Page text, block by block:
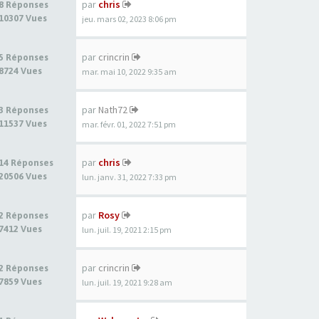
Réponses
Vues
par chris
jeu. mars 02, 2023 8:06 pm
Réponses
Vues
par crincrin
mar. mai 10, 2022 9:35 am
Réponses
Vues
par Nath72
mar. févr. 01, 2022 7:51 pm
Réponses
Vues
par chris
lun. janv. 31, 2022 7:33 pm
Réponses
Vues
par Rosy
lun. juil. 19, 2021 2:15 pm
Réponses
Vues
par crincrin
lun. juil. 19, 2021 9:28 am